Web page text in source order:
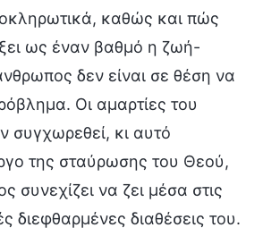
καθώς και πώς
ως έναν βαθμό η ζωή-
δεν είναι σε θέση να
Οι αμαρτίες του
συγχωρεθεί, κι αυτό
της σταύρωσης του Θεού,
συνεχίζει να ζει μέσα στις
διεφθαρμένες διαθέσεις του.